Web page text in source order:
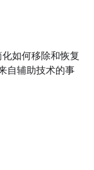
如何移除和恢复
自辅助技术的事